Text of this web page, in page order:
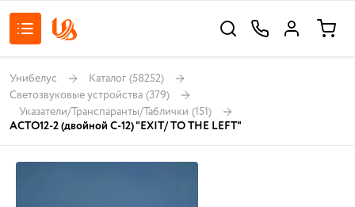
Унибелус Каталог (58252)
Светозвуковые устройства (379)
Указатели/Транспаранты/Таблички (151)
АСТО12-2 (двойной С-12) "EXIT/ TO THE LEFT"